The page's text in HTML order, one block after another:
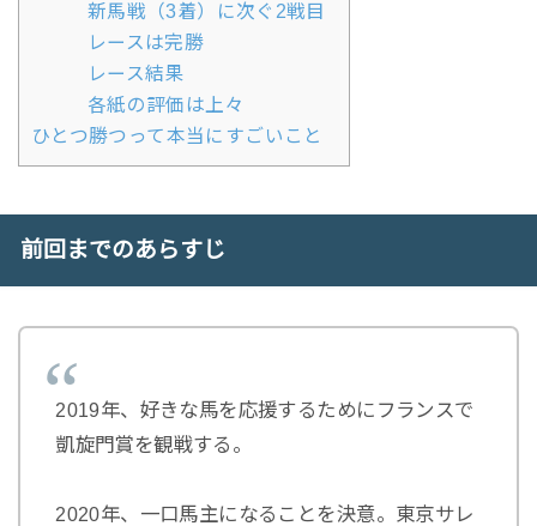
新馬戦（3着）に次ぐ2戦目
レースは完勝
レース結果
各紙の評価は上々
ひとつ勝つって本当にすごいこと
前回までのあらすじ
2019年、好きな馬を応援するためにフランスで
凱旋門賞を観戦する。
2020年、一口馬主になることを決意。東京サレ